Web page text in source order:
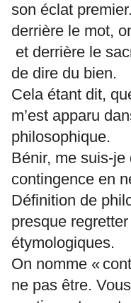
son éclat
derrière le mot,
et derrière le
de dire du bien.
Cela étant dit,
m’est apparu
philosophique.
Bénir, me suis-je
contingence en
Définition de
presque
étymologiques.
On nomme «
ne pas être.